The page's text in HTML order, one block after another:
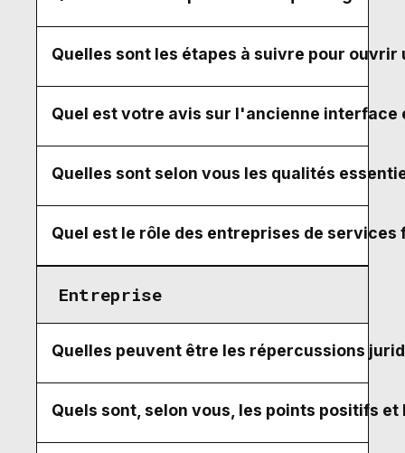
Quelles sont les étapes à suivre pour ouvrir
Quel est votre avis sur l'ancienne interface
Quelles sont selon vous les qualités
Quel est le rôle des entreprises de
Entreprise
Quelles peuvent être les répercussions
Quels sont, selon vous, les points positifs